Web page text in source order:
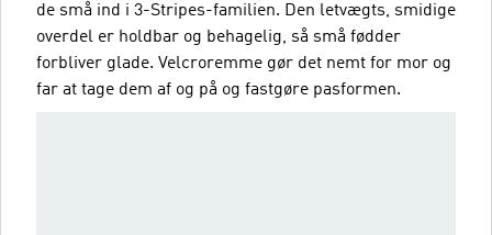
de små ind i 3-Stripes-familien. Den letvægts, smidige
overdel er holdbar og behagelig, så små fødder
forbliver glade. Velcroremme gør det nemt for mor og
far at tage dem af og på og fastgøre pasformen.